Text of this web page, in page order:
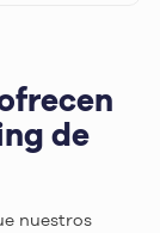
de
nuestros